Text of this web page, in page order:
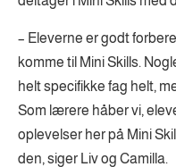
– Eleverne er godt
komme til Mini Skills.
helt specifikke fag helt,
Som lærere håber vi,
oplevelser her på Mini
den, siger Liv og Camilla.